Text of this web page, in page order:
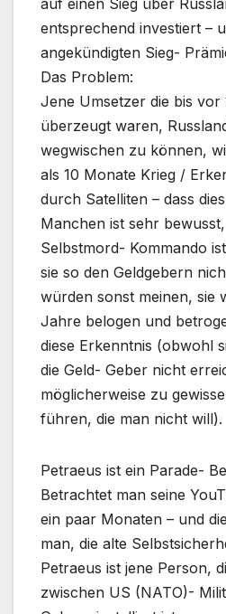
auf einen Sieg über
entsprechend investiert –
angekündigten Sieg-
Das Problem:
Jene Umsetzer die bis
überzeugt waren,
wegwischen zu können,
als 10 Monate Krieg /
durch Satelliten – dass
Manchen ist sehr
Selbstmord- Kommando
sie so den Geldgebern
würden sonst meinen, sie
Jahre belogen und
diese Erkenntnis (obwohl
die Geld- Geber nicht
möglicherweise zu
führen, die man nicht will).
Petraeus ist ein Parade-
Betrachtet man seine
ein paar Monaten – und
man, die alte
Petraeus ist jene Person,
zwischen US (NATO)-